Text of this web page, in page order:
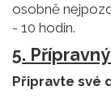
osobně
- 10 hodin.
5.
Připravte své